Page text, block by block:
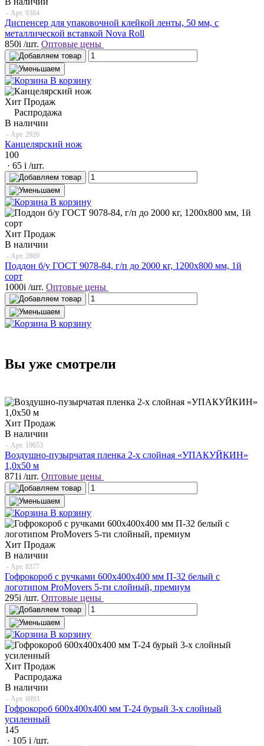
- Арт. 9384
Диспенсер для упаковочной клейкой ленты, 50 мм, с
металлической вставкой Nova Roll
850i /шт. Оптовые цены
В корзину
Хит Продаж
Распродажа
В наличии
- Арт. 2926
Канцелярский нож
100
· 65 i /шт.
В корзину
Хит Продаж
В наличии
- Арт. 2869
Поддон б/у ГОСТ 9078-84, г/п до 2000 кг, 1200х800 мм, 1й
сорт
1000i /шт. Оптовые цены
В корзину
Вы уже смотрели
Хит Продаж
В наличии
- Арт. 19653
Воздушно-пузырчатая пленка 2-х слойная «УПАКУЙКИН»
1,0х50 м
871i /шт. Оптовые цены
В корзину
Хит Продаж
В наличии
- Арт. 8377
Гофрокороб с ручками 600х400х400 мм П-32 белый с
логотипом ProMovers 5-ти слойный, премиум
295i /шт. Оптовые цены
В корзину
Хит Продаж
Распродажа
В наличии
- Арт. 6993
Гофрокороб 600x400x400 мм T-24 бурый 3-х слойный
усиленный
145
· 105 i /шт.